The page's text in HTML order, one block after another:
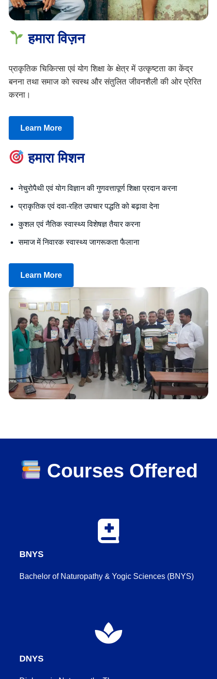
हमारा विज़न
प्राकृतिक चिकित्सा एवं योग शिक्षा के क्षेत्र में उत्कृष्टता का केंद्र
बनना तथा समाज को स्वस्थ और संतुलित जीवनशैली की ओर प्रेरित
करना।
Learn More
हमारा मिशन
नेचुरोपैथी एवं योग विज्ञान की गुणवत्तापूर्ण शिक्षा प्रदान करना
प्राकृतिक एवं दवा-रहित उपचार पद्धति को बढ़ावा देना
कुशल एवं नैतिक स्वास्थ्य विशेषज्ञ तैयार करना
समाज में निवारक स्वास्थ्य जागरूकता फैलाना
Learn More
Courses Offered
BNYS
Bachelor of Naturopathy & Yogic Sciences (BNYS)
DNYS